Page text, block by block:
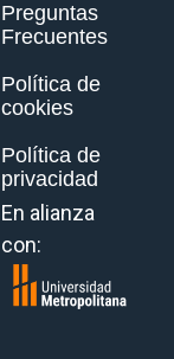
Preguntas
Frecuentes
Política de
cookies
Política de
privacidad
En alianza
con: